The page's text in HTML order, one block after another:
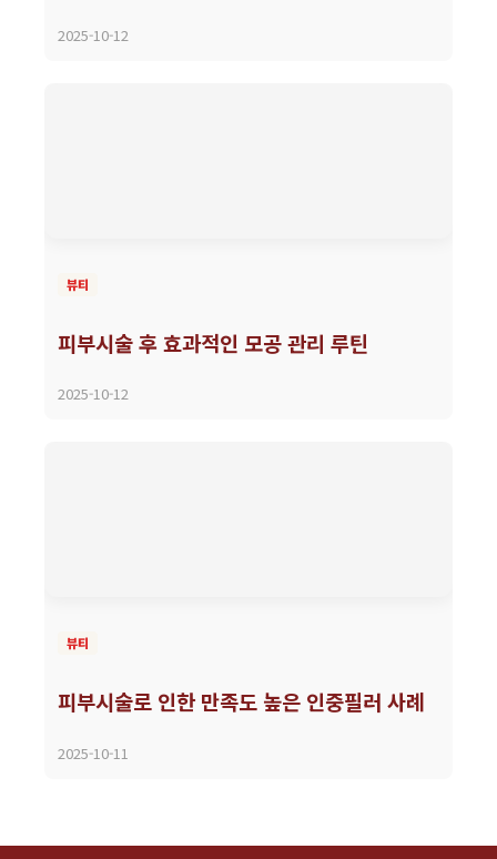
2025-10-12
뷰티
피부시술 후 효과적인 모공 관리 루틴
2025-10-12
뷰티
피부시술로 인한 만족도 높은 인중필러 사례
2025-10-11